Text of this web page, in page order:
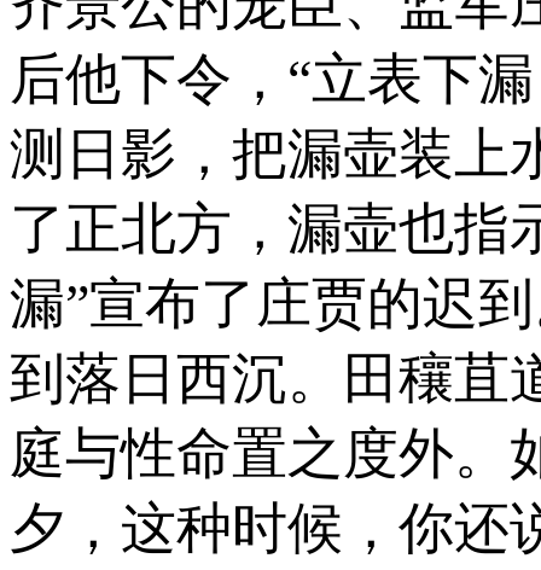
后他下令，“立表下
测日影，把漏壶装上
了正北方，漏壶也指
漏”宣布了庄贾的迟
到落日西沉。田穰苴
庭与性命置之度外。
夕，这种时候，你还